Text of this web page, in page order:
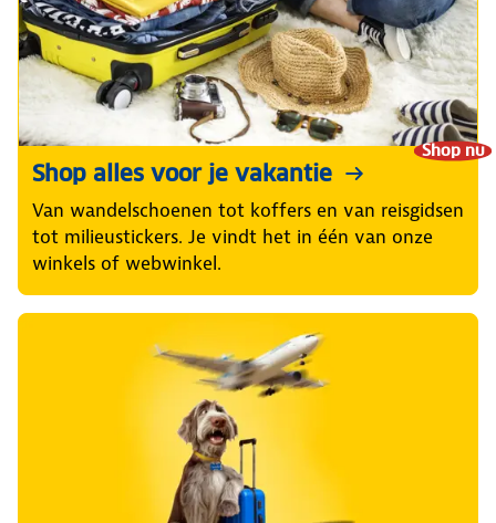
Shop nu
Shop alles voor je vakantie
Van wandelschoenen tot koffers en van reisgidsen
tot milieustickers. Je vindt het in één van onze
winkels of webwinkel.